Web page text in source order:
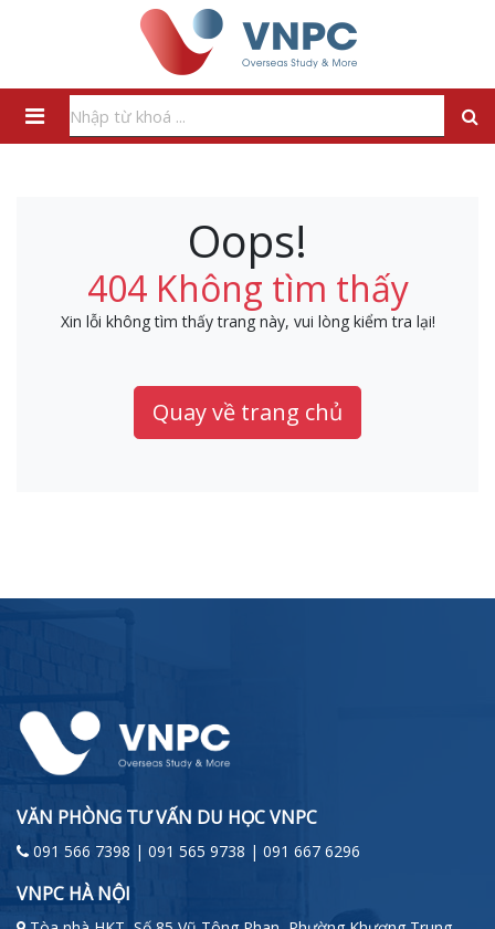
Oops!
404 Không tìm thấy
Xin lỗi không tìm thấy trang này, vui lòng kiểm tra lại!
Quay về trang chủ
VĂN PHÒNG TƯ VẤN DU HỌC VNPC
091 566 7398 | 091 565 9738 | 091 667 6296
VNPC HÀ NỘI